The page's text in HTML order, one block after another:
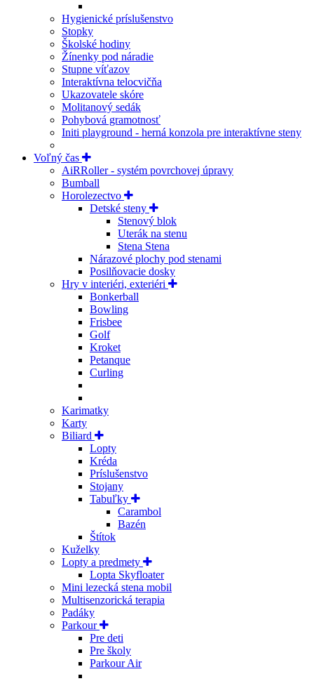
Hygienické príslušenstvo
Stopky
Školské hodiny
Žínenky pod náradie
Stupne víťazov
Interaktívna telocvičňa
Ukazovatele skóre
Molitanový sedák
Pohybová gramotnosť
Initi playground - herná konzola pre interaktívne steny
Voľný čas
AiRRoller - systém povrchovej úpravy
Bumball
Horolezectvo
Detské steny
Stenový blok
Uterák na stenu
Stena Stena
Nárazové plochy pod stenami
Posilňovacie dosky
Hry v interiéri, exteriéri
Bonkerball
Bowling
Frisbee
Golf
Kroket
Petanque
Curling
Karimatky
Karty
Biliard
Lopty
Kréda
Príslušenstvo
Stojany
Tabuľky
Carambol
Bazén
Štítok
Kuželky
Lopty a predmety
Lopta Skyfloater
Mini lezecká stena mobil
Multisenzorická terapia
Padáky
Parkour
Pre deti
Pre školy
Parkour Air